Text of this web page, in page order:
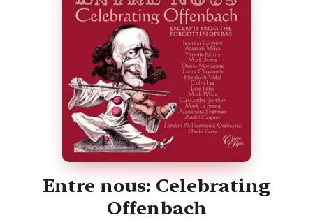
見つける
Entre nous: Celebrating
Offenbach